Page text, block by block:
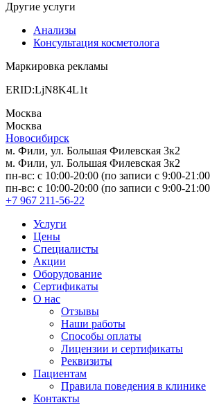
Другие услуги
Анализы
Консультация косметолога
Маркировка рекламы
ERID:LjN8K4L1t
Москва
Москва
Новосибирск
м. Фили, ул. Большая Филевская 3к2
м. Фили, ул. Большая Филевская 3к2
пн-вс: с 10:00-20:00 (по записи с 9:00-
пн-вс: с 10:00-20:00 (по записи с 9:00-
+7 967 211-56-22
Услуги
Цены
Специалисты
Акции
Оборудование
Сертификаты
О нас
Отзывы
Наши работы
Способы оплаты
Лицензии и сертификаты
Реквизиты
Пациентам
Правила поведения в клинике
Контакты